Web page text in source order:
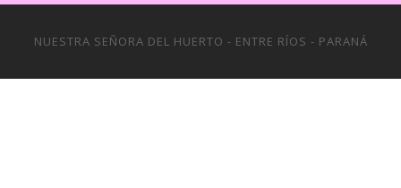
NUESTRA SEÑORA DEL HUERTO - ENTRE RÍOS - PARANÁ